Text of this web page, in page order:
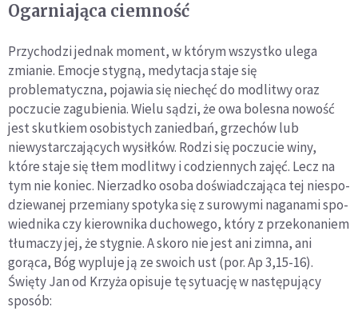
Ogarniająca ciemność
Przychodzi jednak moment, w którym wszystko ulega
zmianie. Emocje stygną, medytacja staje się
problematyczna, pojawia się niechęć do modlitwy oraz
poczucie zagubienia. Wielu sądzi, że owa bolesna nowość
jest skutkiem osobistych zaniedbań, grzechów lub
niewystarczających wysiłków. Rodzi się poczucie winy,
które staje się tłem modlitwy i codziennych zajęć. Lecz na
tym nie koniec. Nierzadko osoba doświadczająca tej niespo­
dziewanej przemiany spotyka się z surowymi naganami spo­
wiednika czy kierownika duchowego, który z przekonaniem
tłumaczy jej, że stygnie. A skoro nie jest ani zimna, ani
gorąca, Bóg wypluje ją ze swoich ust (por. Ap 3,15-16).
Święty Jan od Krzyża opisuje tę sytuację w następujący
sposób: